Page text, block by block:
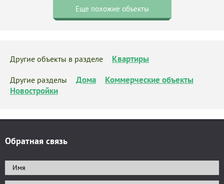
Еще похожие объекты
Другие объекты в разделе Квартиры
Другие разделы Дома
Коммерческие объекты
Новостройки
Обратная связь